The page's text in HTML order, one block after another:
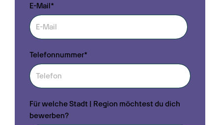
E-Mail*
Telefonnummer*
Für welche Stadt | Region möchtest du dich
bewerben?